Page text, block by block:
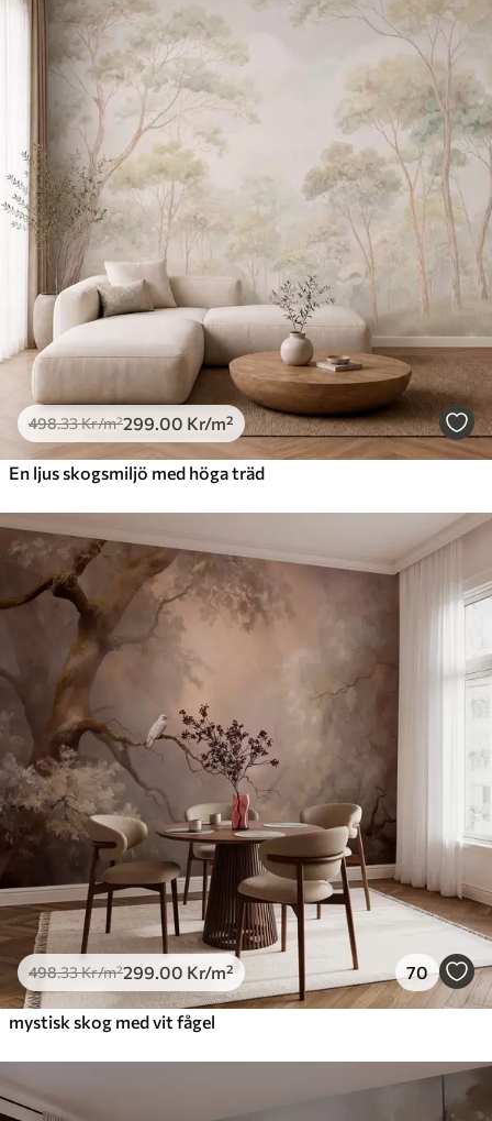
498.33Kr/m²299.00 Kr/m²
En ljus skogsmiljö med höga träd
498.33Kr/m²299.00 Kr/m² 70
mystisk skog med vit fågel